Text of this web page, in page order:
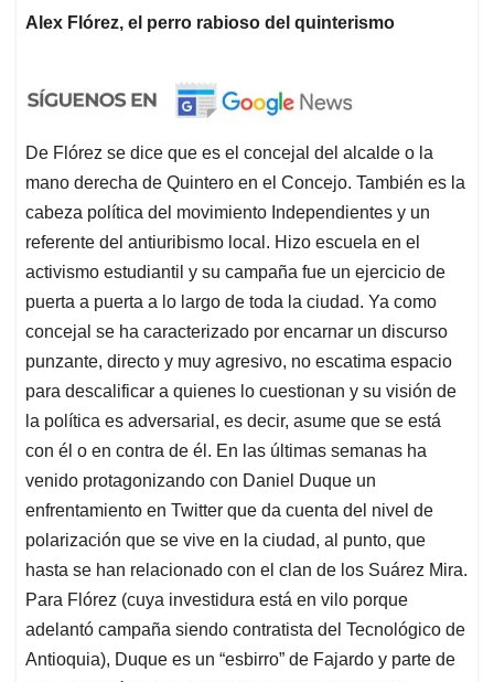
Alex Flórez, el perro rabioso del quinterismo
De Flórez se dice que es el concejal del alcalde o la
mano derecha de Quintero en el Concejo. También es la
cabeza política del movimiento Independientes y un
referente del antiuribismo local. Hizo escuela en el
activismo estudiantil y su campaña fue un ejercicio de
puerta a puerta a lo largo de toda la ciudad. Ya como
concejal se ha caracterizado por encarnar un discurso
punzante, directo y muy agresivo, no escatima espacio
para descalificar a quienes lo cuestionan y su visión de
la política es adversarial, es decir, asume que se está
con él o en contra de él. En las últimas semanas ha
venido protagonizando con Daniel Duque un
enfrentamiento en Twitter que da cuenta del nivel de
polarización que se vive en la ciudad, al punto, que
hasta se han relacionado con el clan de los Suárez Mira.
Para Flórez (cuya investidura está en vilo porque
adelantó campaña siendo contratista del Tecnológico de
Antioquia), Duque es un “esbirro” de Fajardo y parte de